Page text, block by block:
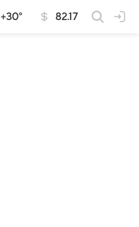
+30° 82.17